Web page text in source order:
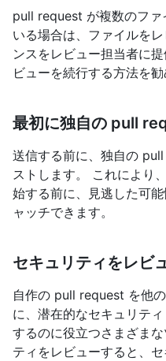
pull request が複数のファ
いる場合は、ファイルを
ンスをレビュー担当者に
ビューを続行する方法を勧
最初に独自の pull
送信する前に、独自の
ストします。 これにより
始する前に、見逃した可
ャッチできます。
セキュリティをレビ
自作の pull request を他
に、潜在的なセキュリテ
するのに役立つさまざま
ティをレビューすると、